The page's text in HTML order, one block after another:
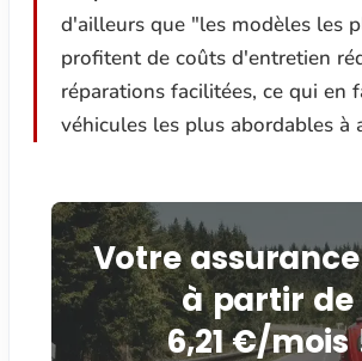
d'ailleurs que "les modèles les
profitent de coûts d'entretien
réparations facilitées, ce qui en
véhicules les plus abordables à
Votre
à partir de
6,21 €/mois